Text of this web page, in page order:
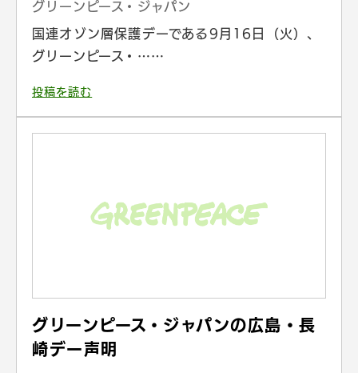
グリーンピース・ジャパン
国連オゾン層保護デーである9月16日（火）、
グリーンピース・……
投稿を読む
グリーンピース・ジャパンの広島・長
崎デー声明